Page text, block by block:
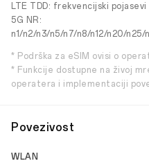
LTE TDD: frekvencijski pojasevi
5G NR:
n1/n2/n3/n5/n7/n8/n12/n20/
* Podrška za eSIM ovisi o
* Funkcije dostupne na živoj
operatera i implementaciji
Povezivost
WLAN